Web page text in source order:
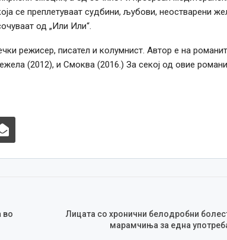
се преплетуваат судбини, љубови, неостварени
од „Или Или“.
режисер, писател и колумнист. Автор е на
(2012), и Смоква (2016.) За секој од овие
во
Лицата со хронични белодробни
марамчиња за една